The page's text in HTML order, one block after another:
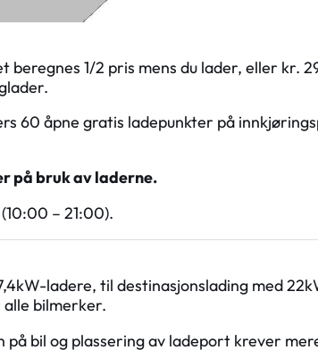
1/2 pris mens du lader, eller kr.
60 åpne gratis ladepunkter på
på bruk av laderne.
– 21:00).
ladere, til destinasjonslading med
bilmerker.
bil og plassering av ladeport krever